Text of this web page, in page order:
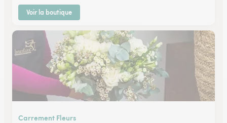
Voir la boutique
Carrement Fleurs